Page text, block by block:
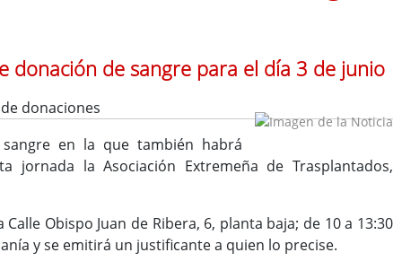
donación de sangre para el día 3 de junio
donaciones
en la que también habrá
la Asociación Extremeña de Trasplantados,
Obispo Juan de Ribera, 6, planta baja; de 10 a 13:30
y se emitirá un justificante a quien lo precise.